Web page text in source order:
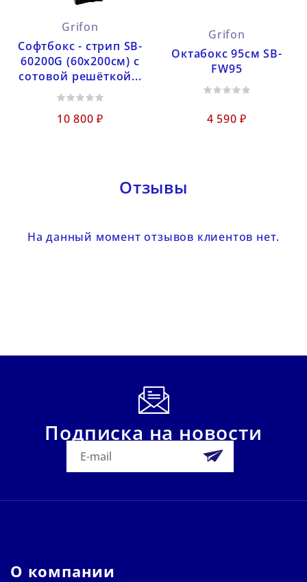
Grifon
Софтбокс - стрип SB-
60200G (60х200см) с
сотовой решёткой...
10 800 ₽
Grifon
Октабокс 95см SB-
FW95
4 590 ₽
Отзывы
На данный момент отзывов клиентов нет.
Подписка на новости
О компании